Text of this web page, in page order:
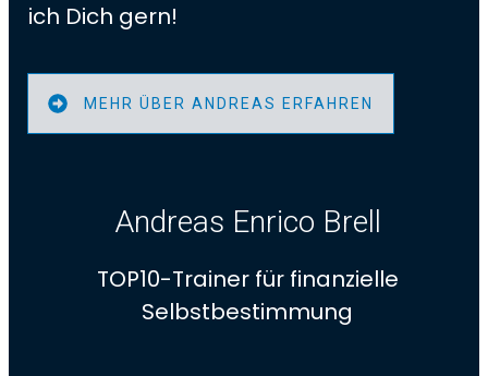
ich Dich gern!
MEHR ÜBER ANDREAS ERFAHREN
Andreas Enrico Brell
TOP10-Trainer für finanzielle
Selbstbestimmung